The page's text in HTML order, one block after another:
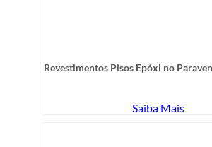
Revestimentos Pisos Epóxi no
Saiba Mais